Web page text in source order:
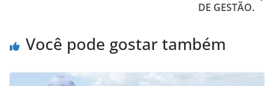
DE GESTÃO.
Você pode gostar também